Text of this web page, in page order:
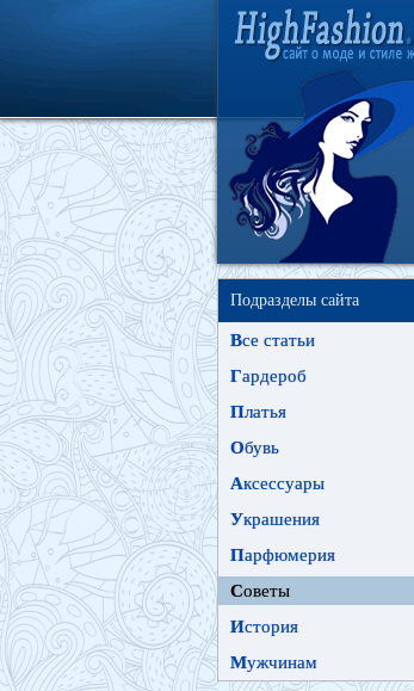
Подразделы сайта
Все статьи
Гардероб
Платья
Обувь
Аксессуары
Украшения
Парфюмерия
Советы
История
Мужчинам